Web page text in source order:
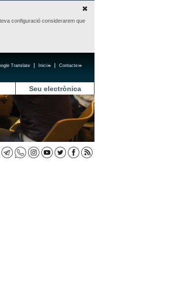
configuració considerarem que
Contacte
Inici
Translate
Seu electrònica